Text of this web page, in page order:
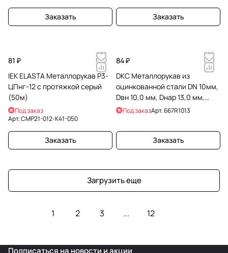
Заказать Заказать
81 ₽
IEK ELASTA Металлорукав Р3-
ЦПнг-12 с протяжкой серый
(50м)
Под заказ
Арт.CMP21-012-K41-050
Заказать
84 ₽
DKC Металлорукав из
оцинкованной стали DN 10мм,
Dвн 10,0 мм, Dнар 13,0 мм,
IP40, 50м
Под заказАрт.667R1013
Заказать
Загрузить еще
1 2 3 ... 12
Подписаться на новости и акции